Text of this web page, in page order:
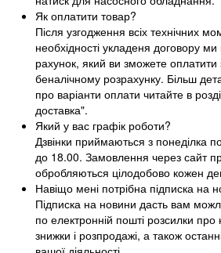
Як оплатити товар?
Після узгодження всіх технічних
необхідності укладеня договору
рахунок, який ви зможете оплатити
беналічному розрахунку. Більш
про варіанти оплати читайте в
доставка".
Який у вас графік роботи?
Дзвінки приймаються з понеділка
до 18.00. Замовлення через сайт
обробляються цілодобово кожен
Навіщо мені потрібна підписка на
Підписка на новини дасть вам
по електронній пошті розсилки про
знижки і розпродажі, а також